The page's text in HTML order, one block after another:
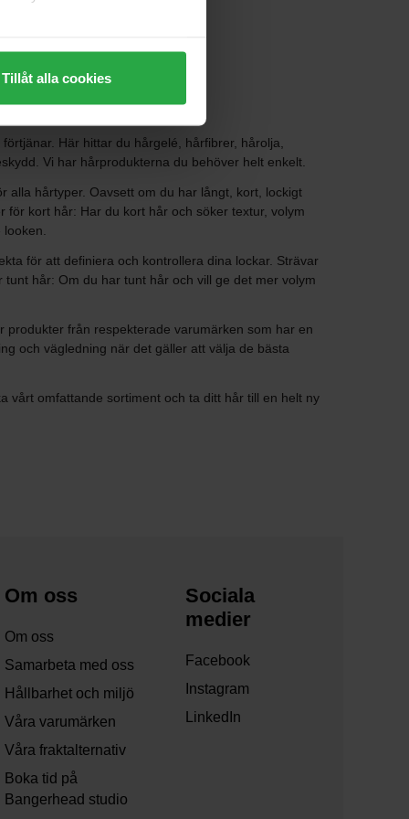
Tillåt alla cookies
Här hittar du hårgelé, hårfibrer, hårolja,
Vi har hårprodukterna du behöver helt enkelt.
alla hårtyper. Oavsett om du har långt, kort, lockigt
kort hår: Har du kort hår och söker textur, volym
looken.
för att definiera och kontrollera dina lockar. Strävar
hår: Om du har tunt hår och vill ge det mer volym
från respekterade varumärken som har en
och vägledning när det gäller att välja de bästa
vårt omfattande sortiment och ta ditt hår till en helt ny
Om oss
Om oss
Samarbeta med oss
Hållbarhet och miljö
Våra varumärken
Våra fraktalternativ
Boka tid på
Bangerhead studio
Sociala
medier
Facebook
Instagram
LinkedIn